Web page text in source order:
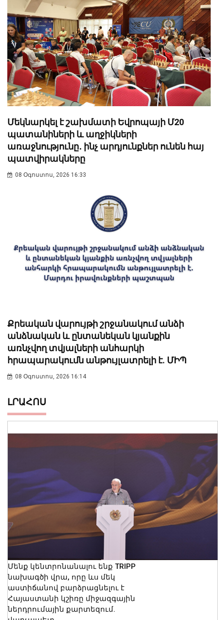
Մեկնարկել է շախմատի Եվրոպայի Մ20
պատանիների և աղջիկների
առաջնությունը․ ինչ արդյունքներ ունեն հայ
պատվիրակները
08 Օգոստոս, 2026 16:33
Քրեական վարույթի շրջանակում անձի
անձնական և ընտանեկան կյանքին
առնչվող տվյալների անհարկի
հրապարակումն անթույլատրելի է. ՄԻՊ
08 Օգոստոս, 2026 16:14
ԼՐԱՀՈՍ
Մենք կենտրոնանալու ենք TRIPP
նախագծի վրա, որը ևս մեկ
աստիճանով բարձրացնելու է
Հայաստանի կշիռը միջազգային
ներդրումային քարտեզում.